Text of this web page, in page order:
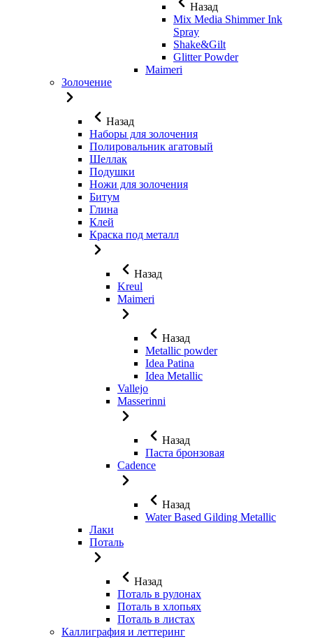
Назад
Mix Media Shimmer Ink
Spray
Shake&Gilt
Glitter Powder
Maimeri
Золочение
Назад
Наборы для золочения
Полировальник агатовый
Шеллак
Подушки
Ножи для золочения
Битум
Глина
Клей
Краска под металл
Назад
Kreul
Maimeri
Назад
Metallic powder
Idea Patina
Idea Metallic
Vallejo
Masserinni
Назад
Паста бронзовая
Cadence
Назад
Water Based Gilding Metallic
Лаки
Поталь
Назад
Поталь в рулонах
Поталь в хлопьях
Поталь в листах
Каллиграфия и леттеринг